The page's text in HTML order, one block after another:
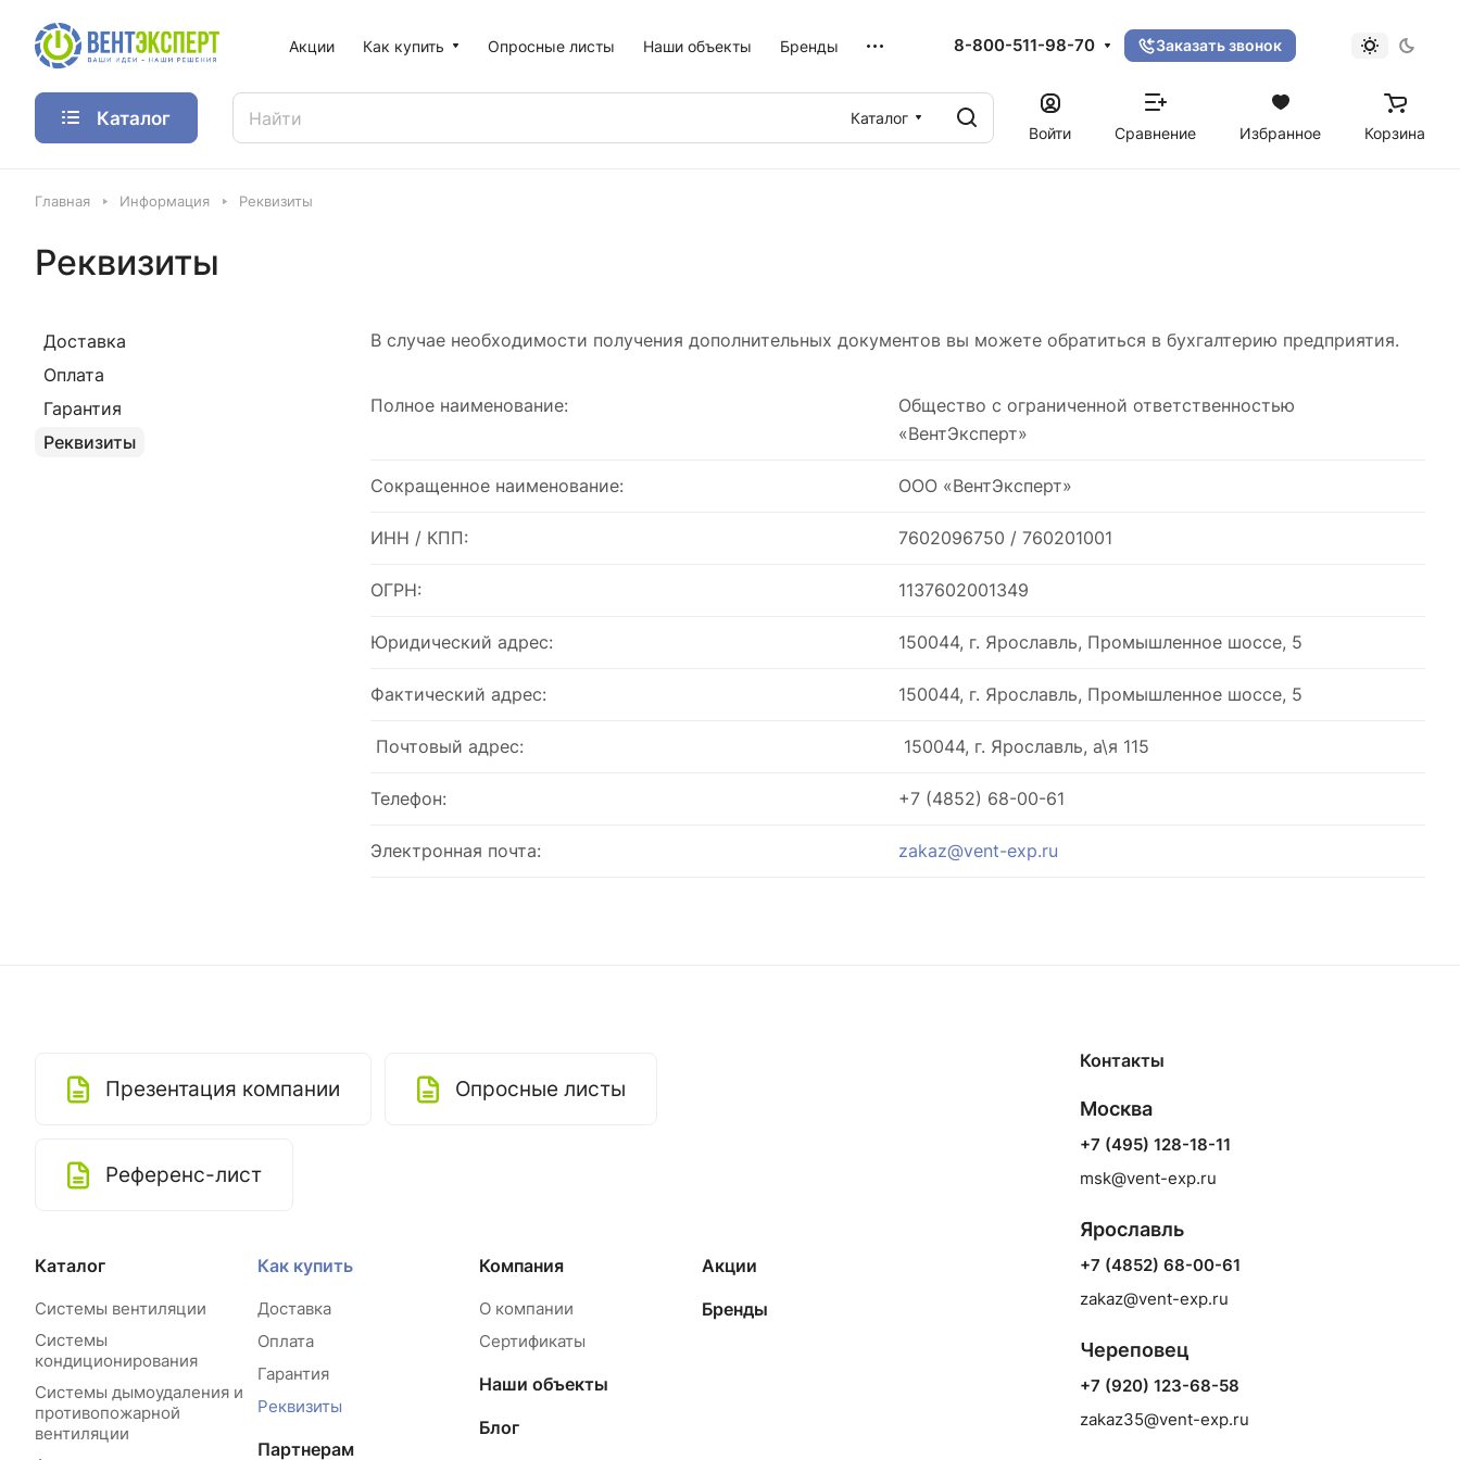
Акции Как купить Опросные листы Наши объекты Бренды 8-800-511-98-70 Заказать звонок
Каталог
Каталог
Войти
Сравнение Избранное Корзина
Главная Информация Реквизиты
Реквизиты
В случае необходимости получения дополнительных документов вы можете обратиться в бухгалтерию предприятия.
Полное наименование:
Общество с ограниченной ответственностью
«ВентЭксперт»
Сокращенное наименование: ООО «ВентЭксперт»
ИНН / КПП: 7602096750 / 760201001
ОГРН: 1137602001349
Юридический адрес: 150044, г. Ярославль, Промышленное шоссе, 5
Фактический адрес: 150044, г. Ярославль, Промышленное шоссе, 5
Почтовый адрес: 150044, г. Ярославль, а\я 115
Телефон: +7 (4852) 68-00-61
Электронная почта: zakaz@vent-exp.ru
Доставка
Оплата
Гарантия
Реквизиты
Презентация компании Опросные листы
Референс-лист
Каталог
Системы вентиляции
Системы
кондиционирования
Системы дымоудаления и
противопожарной
вентиляции
Как купить
Доставка
Оплата
Гарантия
Реквизиты
Партнерам
Компания
О компании
Сертификаты
Наши объекты
Блог
Акции
Бренды
Контакты
Москва
+7 (495) 128-18-11
msk@vent-exp.ru
Ярославль
+7 (4852) 68-00-61
zakaz@vent-exp.ru
Череповец
+7 (920) 123-68-58
zakaz35@vent-exp.ru